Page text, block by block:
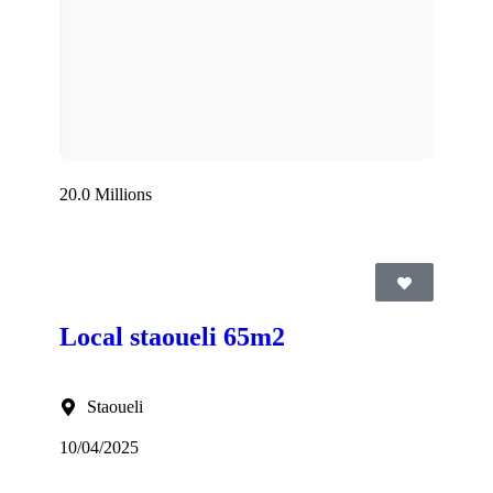
20.0 Millions
Local staoueli 65m2
Staoueli
10/04/2025